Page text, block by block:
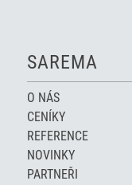
SAREMA
O NÁS
CENÍKY
REFERENCE
NOVINKY
PARTNEŘI